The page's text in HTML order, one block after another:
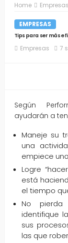
Home Empresas
EMPRESAS
Tips para ser más
Empresas 7
Según
ayudarán a
Maneje su
una
empiece
Logre
está
el tiempo
No pierda
identifique
sus
las que